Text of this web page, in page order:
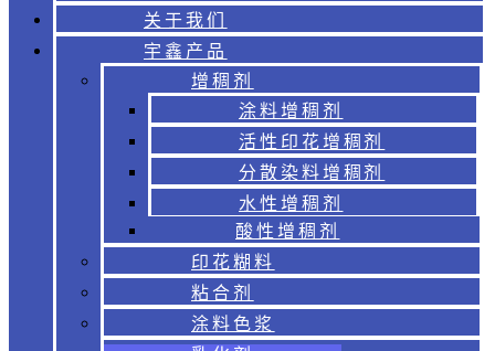
关于我们
宇鑫产品
增稠剂
涂料增稠剂
活性印花增稠剂
分散染料增稠剂
水性增稠剂
酸性增稠剂
印花糊料
粘合剂
涂料色浆